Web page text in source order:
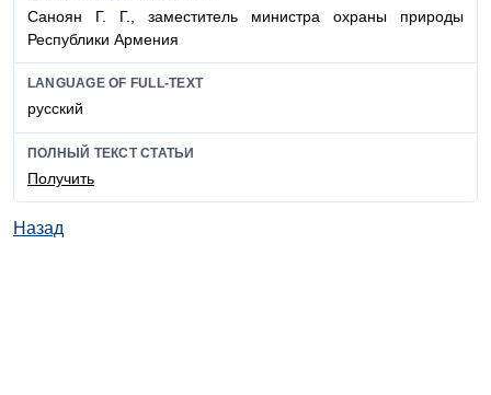
Саноян Г. Г., заместитель министра охраны природы
Республики Армения
LANGUAGE OF FULL-TEXT
русский
ПОЛНЫЙ ТЕКСТ СТАТЬИ
Получить
Назад